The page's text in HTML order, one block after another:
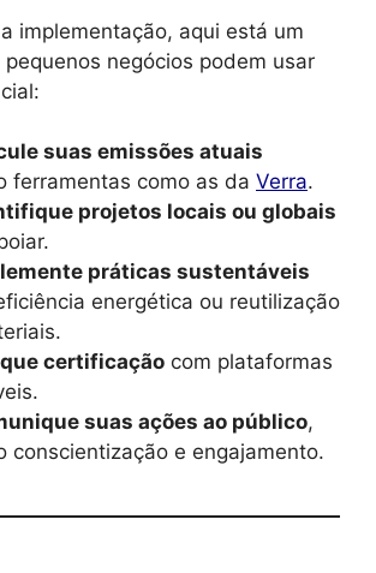
implementação, aqui está um
negócios podem usar
suas emissões atuais
ferramentas como as da Verra.
projetos locais ou globais
práticas sustentáveis
energética ou reutilização
certificação com plataformas
suas ações ao público,
conscientização e engajamento.